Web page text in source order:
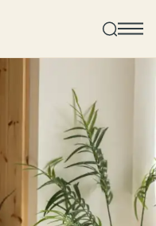
Ihnen zu Hause!